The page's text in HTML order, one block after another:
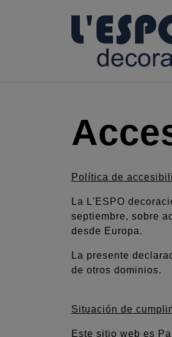
Política de
La L'ESPO
septiembre, sobre
desde Europa.
La presente
de otros dominios.
Situación de
Este sitio web es